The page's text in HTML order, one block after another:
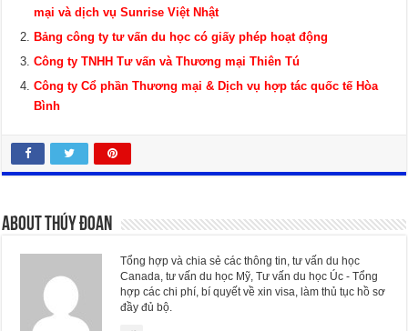
mại và dịch vụ Sunrise Việt Nhật
Bảng công ty tư vấn du học có giấy phép hoạt động
Công ty TNHH Tư vấn và Thương mại Thiên Tú
Công ty Cổ phần Thương mại & Dịch vụ hợp tác quốc tế Hòa
Bình
About Thúy Đoan
Tổng hợp và chia sẻ các thông tin, tư vấn du học
Canada, tư vấn du học Mỹ, Tư vấn du học Úc - Tổng
hợp các chi phí, bí quyết về xin visa, làm thủ tục hồ sơ
đầy đủ bộ.